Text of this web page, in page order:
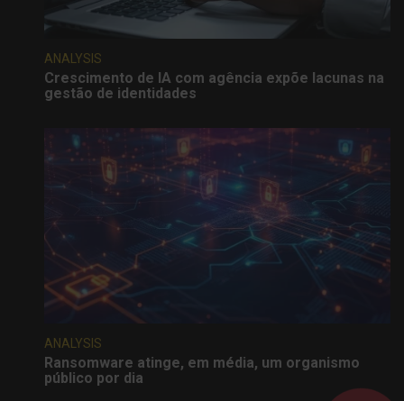
ANALYSIS
Crescimento de IA com agência expõe lacunas na
gestão de identidades
ANALYSIS
Ransomware atinge, em média, um organismo
público por dia